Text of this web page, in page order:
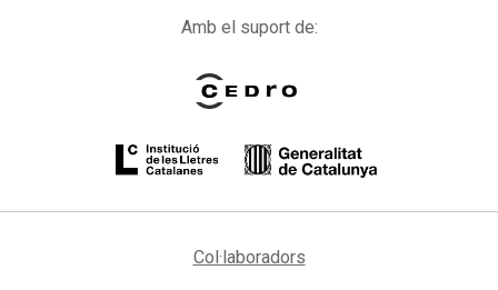
Amb el suport de:
Col·laboradors